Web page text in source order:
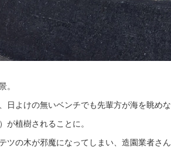
。
日よけの無いベンチでも先輩方が海を眺めな
が植樹されることに。
ツの木が邪魔になってしまい、造園業者さ